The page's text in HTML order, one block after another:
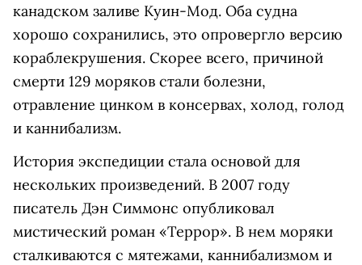
канадском заливе Куин-Мод. Оба судна
хорошо сохранились, это опровергло версию
кораблекрушения. Скорее всего, причиной
смерти 129 моряков стали болезни,
отравление цинком в консервах, холод, голод
и каннибализм.
История экспедиции стала основой для
нескольких произведений. В 2007 году
писатель Дэн Симмонс опубликовал
мистический роман «Террор». В нем моряки
сталкиваются с мятежами, каннибализмом и